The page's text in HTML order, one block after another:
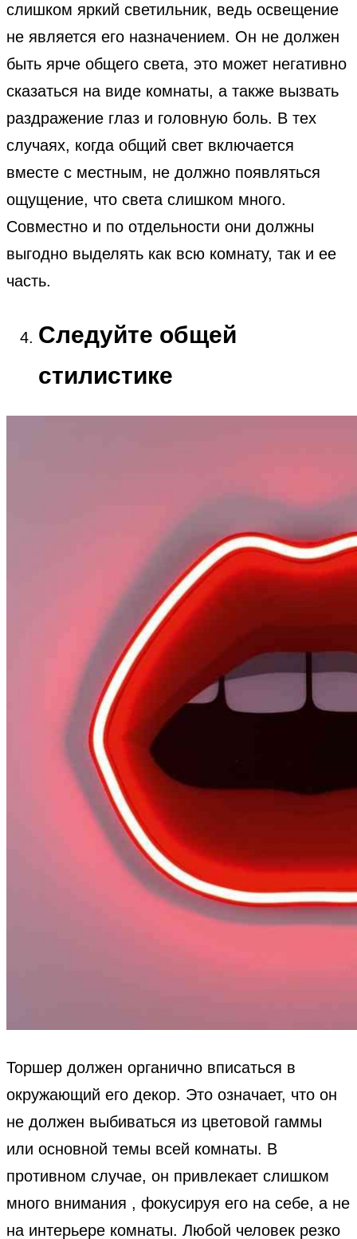
слишком яркий светильник, ведь освещение
не является его назначением. Он не должен
быть ярче общего света, это может негативно
сказаться на виде комнаты, а также вызвать
раздражение глаз и головную боль. В тех
случаях, когда общий свет включается
вместе с местным, не должно появляться
ощущение, что света слишком много.
Совместно и по отдельности они должны
выгодно выделять как всю комнату, так и ее
часть.
Следуйте общей
стилистике
Торшер должен органично вписаться в
окружающий его декор. Это означает, что он
не должен выбиваться из цветовой гаммы
или основной темы всей комнаты. В
противном случае, он привлекает слишком
много внимания , фокусируя его на себе, а не
на интерьере комнаты. Любой человек резко